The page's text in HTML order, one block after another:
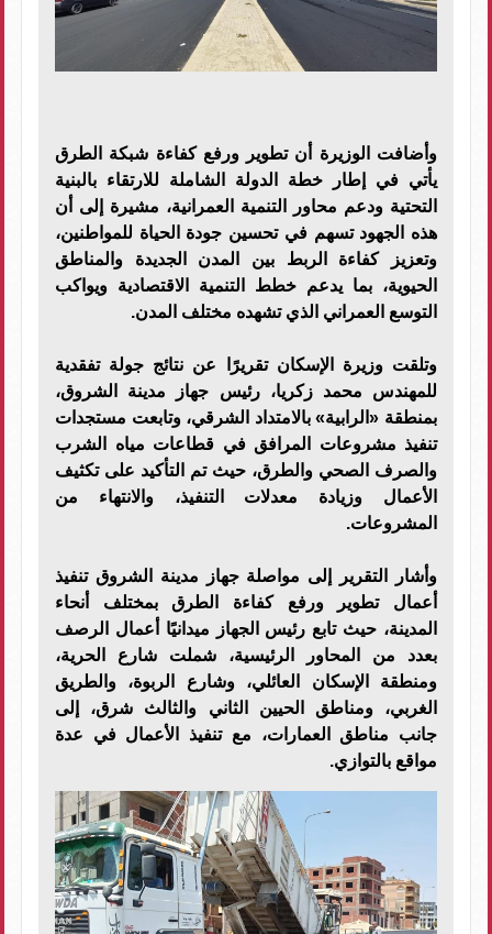
وأضافت الوزيرة أن تطوير ورفع كفاءة شبكة الطرق
يأتي في إطار خطة الدولة الشاملة للارتقاء بالبنية
التحتية ودعم محاور التنمية العمرانية، مشيرة إلى أن
هذه الجهود تسهم في تحسين جودة الحياة للمواطنين،
وتعزيز كفاءة الربط بين المدن الجديدة والمناطق
الحيوية، بما يدعم خطط التنمية الاقتصادية ويواكب
التوسع العمراني الذي تشهده مختلف المدن.
وتلقت وزيرة الإسكان تقريرًا عن نتائج جولة تفقدية
للمهندس محمد زكريا، رئيس جهاز مدينة الشروق،
بمنطقة «الرابية» بالامتداد الشرقي، وتابعت مستجدات
تنفيذ مشروعات المرافق في قطاعات مياه الشرب
والصرف الصحي والطرق، حيث تم التأكيد على تكثيف
الأعمال وزيادة معدلات التنفيذ، والانتهاء من
المشروعات.
وأشار التقرير إلى مواصلة جهاز مدينة الشروق تنفيذ
أعمال تطوير ورفع كفاءة الطرق بمختلف أنحاء
المدينة، حيث تابع رئيس الجهاز ميدانيًا أعمال الرصف
بعدد من المحاور الرئيسية، شملت شارع الحرية،
ومنطقة الإسكان العائلي، وشارع الربوة، والطريق
الغربي، ومناطق الحيين الثاني والثالث شرق، إلى
جانب مناطق العمارات، مع تنفيذ الأعمال في عدة
مواقع بالتوازي.